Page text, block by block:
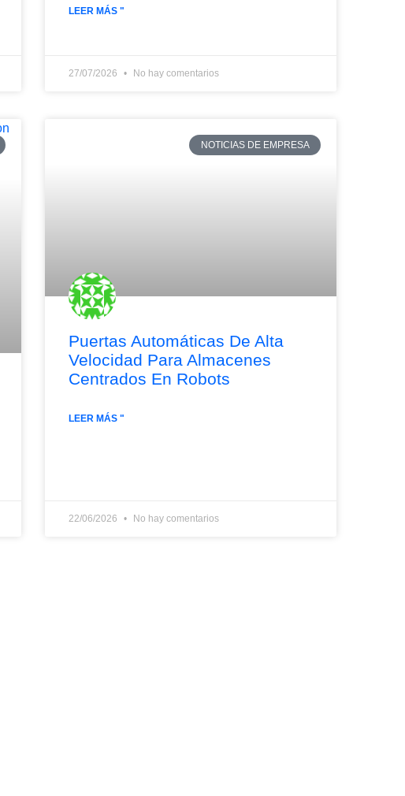
LEER MÁS "
27/07/2026 No hay comentarios
NOTICIAS DE EMPRESA
Puertas Automáticas De Alta
Velocidad Para Almacenes
Centrados En Robots
LEER MÁS "
22/06/2026 No hay comentarios